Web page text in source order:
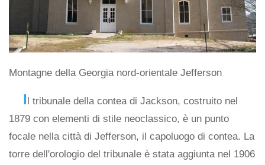
Montagne della Georgia nord-orientale Jefferson
Il tribunale della contea di Jackson, costruito nel
1879 con elementi di stile neoclassico, è un punto
focale nella città di Jefferson, il capoluogo di contea. La
torre dell'orologio del tribunale è stata aggiunta nel 1906